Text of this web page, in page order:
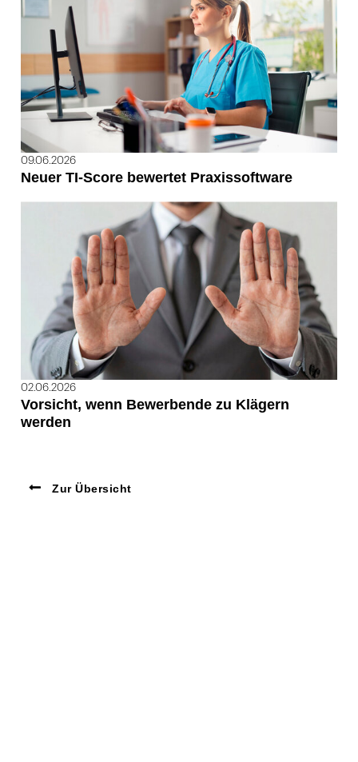
09.06.2026
Neuer TI-Score bewertet Praxissoftware
02.06.2026
Vorsicht, wenn Bewerbende zu Klägern
werden
Zur Übersicht